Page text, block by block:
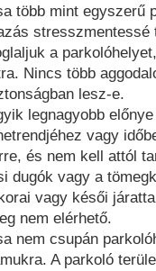
több mint egyszerű
a
Nincs több
lesz-e.
legnagyobb
vagy
és nem kell attól
dugók vagy a
vagy késői
nem elérhető.
nem csupán
A parkoló